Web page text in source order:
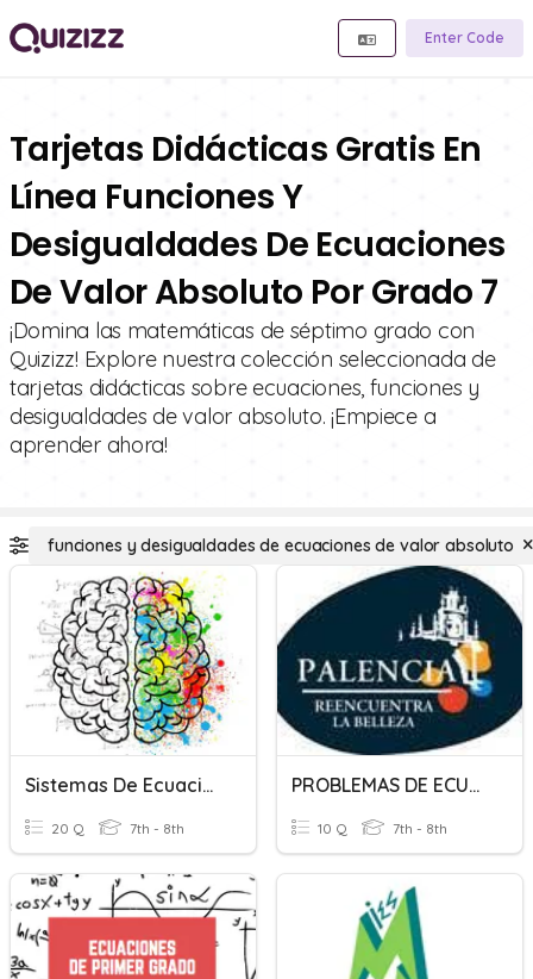
Enter Code
Tarjetas Didácticas Gratis En
Línea Funciones Y
Desigualdades De Ecuaciones
De Valor Absoluto Por Grado 7
¡Domina las matemáticas de séptimo grado con
Quizizz! Explore nuestra colección seleccionada de
tarjetas didácticas sobre ecuaciones, funciones y
desigualdades de valor absoluto. ¡Empiece a
aprender ahora!
funciones y desigualdades de ecuaciones de valor absoluto
Sistemas De Ecuaciones
20 Q 7th - 8th
PROBLEMAS DE ECUACIONES
10 Q 7th - 8th